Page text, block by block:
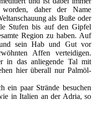
daher der Name
als Buße oder
Stufen bis auf den Gipfel
Region zu haben. Auf
sein Hab und Gut vor
Affen verteidigen.
in das anliegende Tal mit
hier überall nur Palmöl-
paar Strände besuchen
in Italien an der Adria, so